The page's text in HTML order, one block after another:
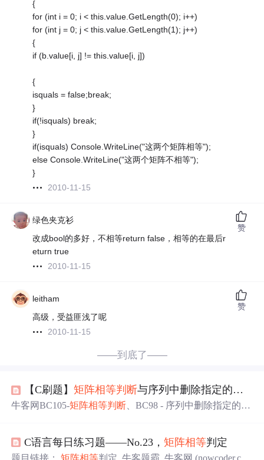
{
for (int i = 0; i < this.value.GetLength(0); i++)
for (int j = 0; j < this.value.GetLength(1); j++)
{
if (b.value[i, j] != this.value[i, j])
{
isquals = false;break;
}
if(!isquals) break;
}
if(isquals) Console.WriteLine("这两个矩阵相等");
else Console.WriteLine("这两个矩阵不相等");
}
2010-11-15
绿色夹克衫
改成bool的多好，不相等return false，相等的在最后r
eturn true
2010-11-15
赞
leitham
高级，受益匪浅了呢
2010-11-15
赞
——到底了——
【C刷题】矩阵相等判断与序列中删除指定的数字
牛客网BC105-矩阵相等判断 、BC98 - 序列中删除指定的数
C语言每日练习题——No.23，矩阵相等判定
题目链接：矩阵相等判定_牛客题霸_牛客网 (nowcoder.co